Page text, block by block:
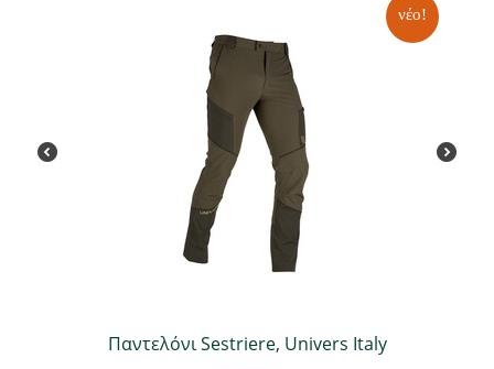
νέο!
Παντελόνι Sestriere, Univers Italy